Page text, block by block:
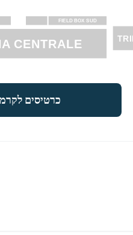
CENTRALE
FIELD BOX SUD
כרטיסים